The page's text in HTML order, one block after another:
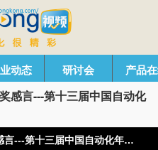
动态 研讨会 产品
感言---第十三届中国自动化
深圳忆数存储总经理李四林获奖感言---第十三届中国自动化年度评选颁奖盛典